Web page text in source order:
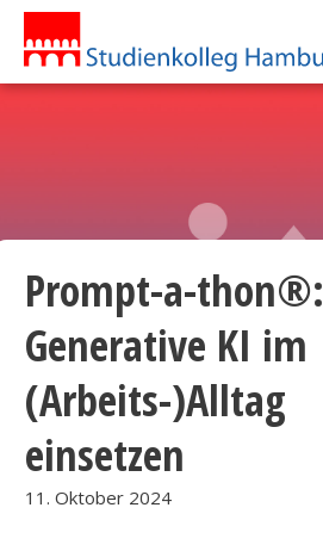
Prompt-a-thon®:
Generative KI im
(Arbeits-)Alltag
einsetzen
11. Oktober 2024